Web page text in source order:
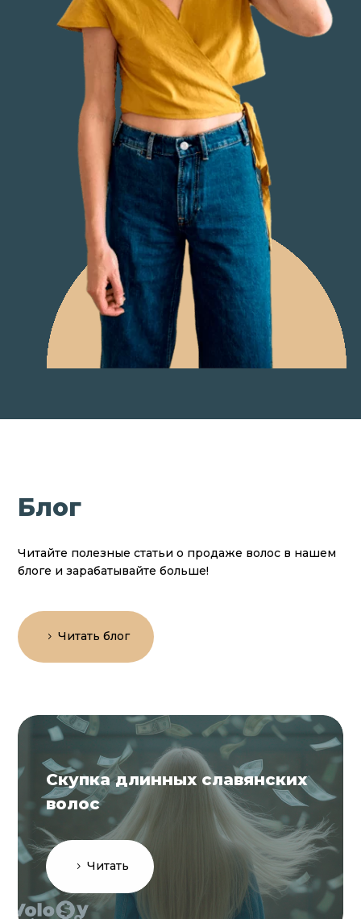
Блог
Читайте полезные статьи о продаже волос в нашем
блоге и зарабатывайте больше!
Читать блог
Скупка длинных славянских
волос
Читать